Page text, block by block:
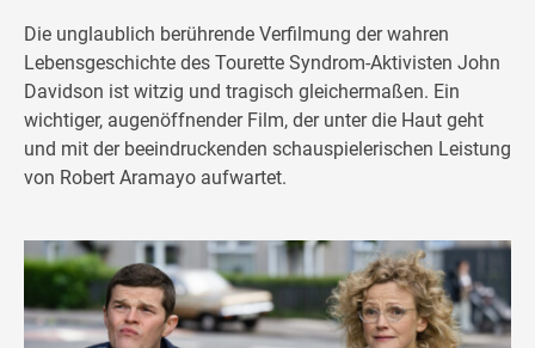
Die unglaublich berührende Verfilmung der wahren
Lebensgeschichte des Tourette Syndrom-Aktivisten John
Davidson ist witzig und tragisch gleichermaßen. Ein
wichtiger, augenöffnender Film, der unter die Haut geht
und mit der beeindruckenden schauspielerischen Leistung
von Robert Aramayo aufwartet.